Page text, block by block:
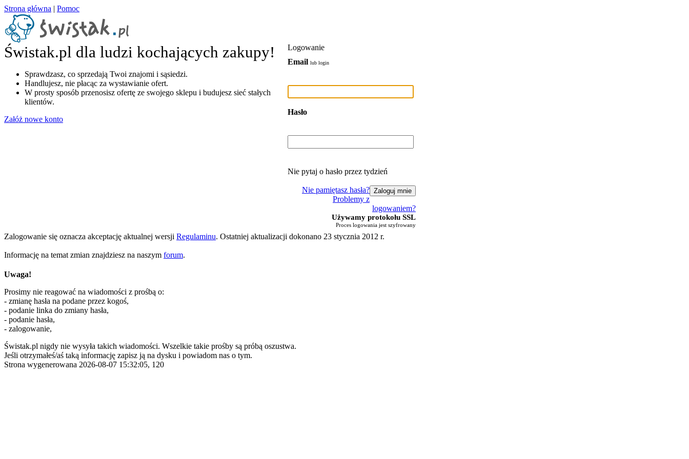
Strona główna | Pomoc
Świstak.pl dla ludzi kochających zakupy!
Sprawdzasz, co sprzedają Twoi znajomi i sąsiedzi.
Handlujesz, nie płacąc za wystawianie ofert.
W prosty sposób przenosisz ofertę ze swojego sklepu i budujesz sieć stałych
klientów.
Załóż nowe konto
Logowanie
Email lub login
Hasło
Nie pytaj o hasło przez tydzień
Nie pamiętasz hasła?
Problemy z
logowaniem?
Używamy protokołu SSL
Proces logowania jest szyfrowany
Zalogowanie się oznacza akceptację aktualnej wersji Regulaminu. Ostatniej aktualizacji dokonano 23 stycznia 2012 r.
Informację na temat zmian znajdziesz na naszym forum.
Uwaga!
Prosimy nie reagować na wiadomości z prośbą o:
- zmianę hasła na podane przez kogoś,
- podanie linka do zmiany hasła,
- podanie hasła,
- zalogowanie,
Świstak.pl nigdy nie wysyła takich wiadomości. Wszelkie takie prośby są próbą oszustwa.
Jeśli otrzymałeś/aś taką informację zapisz ją na dysku i powiadom nas o tym.
Strona wygenerowana 2026-08-07 15:32:05, 120